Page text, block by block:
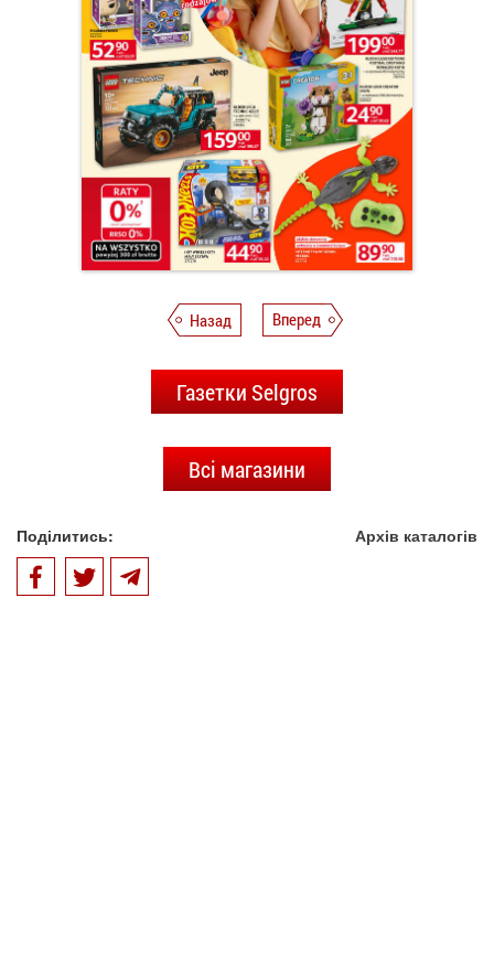
Назад Вперед
Газетки Selgros
Всі магазини
Поділитись: Архів каталогів